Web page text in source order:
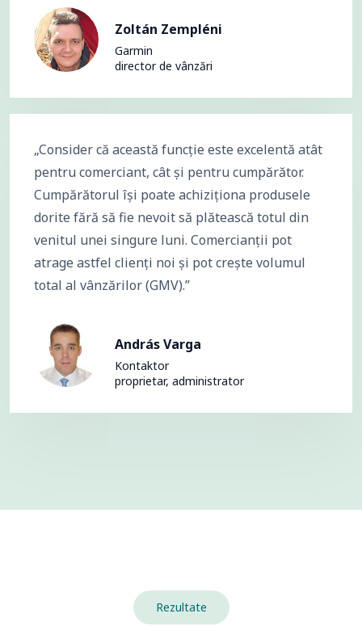
Zoltán Zempléni
Garmin
director de vânzări
„Consider că această funcție este excelentă atât
pentru comerciant, cât și pentru cumpărător.
Cumpărătorul își poate achiziționa produsele
dorite fără să fie nevoit să plătească totul din
venitul unei singure luni. Comercianții pot
atrage astfel clienți noi și pot crește volumul
total al vânzărilor (GMV).”
András Varga
Kontaktor
proprietar, administrator
Rezultate